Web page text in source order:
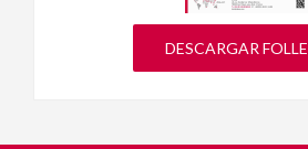
DESCARGAR